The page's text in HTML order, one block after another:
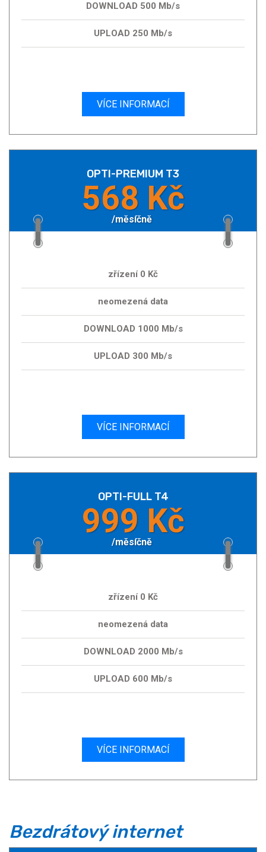
DOWNLOAD 500 Mb/s
UPLOAD 250 Mb/s
VÍCE INFORMACÍ
OPTI-PREMIUM T3
568 Kč
/měsíčně
zřízení 0 Kč
neomezená data
DOWNLOAD 1000 Mb/s
UPLOAD 300 Mb/s
VÍCE INFORMACÍ
OPTI-FULL T4
999 Kč
/měsíčně
zřízení 0 Kč
neomezená data
DOWNLOAD 2000 Mb/s
UPLOAD 600 Mb/s
VÍCE INFORMACÍ
Bezdrátový internet